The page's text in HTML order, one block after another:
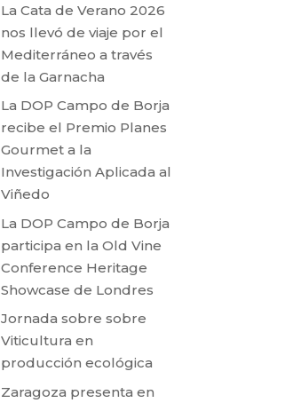
La Cata de Verano 2026
nos llevó de viaje por el
Mediterráneo a través
de la Garnacha
La DOP Campo de Borja
recibe el Premio Planes
Gourmet a la
Investigación Aplicada al
Viñedo
La DOP Campo de Borja
participa en la Old Vine
Conference Heritage
Showcase de Londres
Jornada sobre sobre
Viticultura en
producción ecológica
Zaragoza presenta en